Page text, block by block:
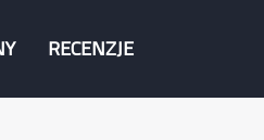
RECENZJE